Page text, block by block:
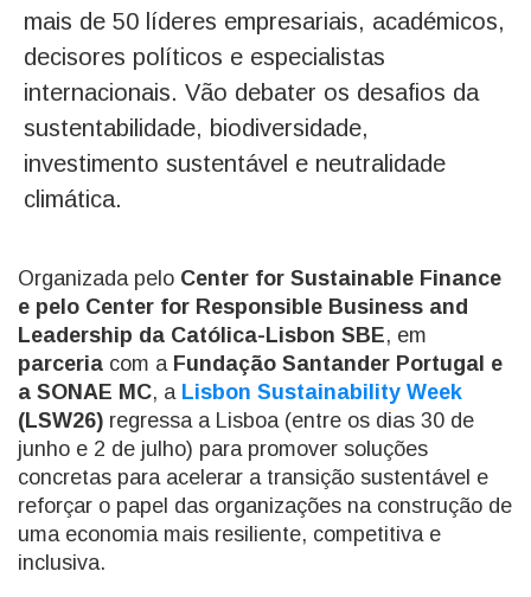
mais de 50 líderes empresariais, académicos,
decisores políticos e especialistas
internacionais. Vão debater os desafios da
sustentabilidade, biodiversidade,
investimento sustentável e neutralidade
climática.
Organizada pelo Center for Sustainable Finance
e pelo Center for Responsible Business and
Leadership da Católica-Lisbon SBE, em
parceria com a Fundação Santander Portugal e
a SONAE MC, a Lisbon Sustainability Week
(LSW26) regressa a Lisboa (entre os dias 30 de
junho e 2 de julho) para promover soluções
concretas para acelerar a transição sustentável e
reforçar o papel das organizações na construção de
uma economia mais resiliente, competitiva e
inclusiva.